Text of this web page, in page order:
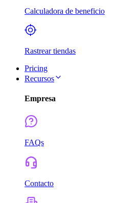
Calculadora de beneficio
Rastrear tiendas
Pricing
Recursos
Empresa
FAQs
Contacto